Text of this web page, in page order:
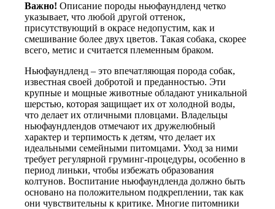
Важно! Описание породы ньюфаундленд четко
указывает, что любой другой оттенок,
присутствующий в окрасе недопустим, как и
смешивание более двух цветов. Такая собака, скорее
всего, метис и считается племенным браком.
Ньюфаундленд – это впечатляющая порода собак,
известная своей добротой и преданностью. Эти
крупные и мощные животные обладают уникальной
шерстью, которая защищает их от холодной воды,
что делает их отличными пловцами. Владельцы
ньюфаундлендов отмечают их дружелюбный
характер и терпимость к детям, что делает их
идеальными семейными питомцами. Уход за ними
требует регулярной груминг-процедуры, особенно в
период линьки, чтобы избежать образования
колтунов. Воспитание ньюфаундленда должно быть
основано на положительном подкреплении, так как
они чувствительны к критике. Многие питомники